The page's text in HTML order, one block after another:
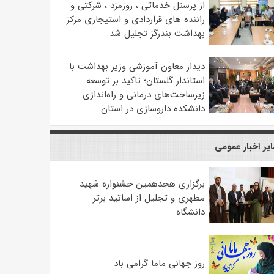
از پرسنل خدماتی ، روزمزد ، شرکتی و
راننده های قراردادی و استیجاری مرکز
بهداشت بندرگز تجلیل شد
دیدار معاون آموزشی وزیر بهداشت با
استاندار گلستان؛ تاکید بر توسعه
زیرساخت‌های درمانی و راه‌اندازی
دانشکده داروسازی در استان
اخبار عمومی
برگزاری هجدهمین جشنواره شهید
مطهری و تجلیل از اساتید برتر
دانشگاه
روز جهانی ماما گرامی باد